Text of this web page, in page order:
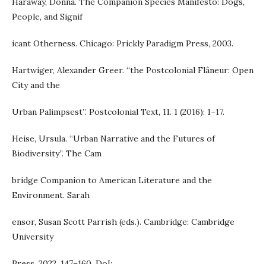
People, and Signif
icant Otherness. Chicago: Prickly Paradigm Press, 2003.
Hartwiger, Alexander Greer. “the Postcolonial Flâneur: Open
City and the
Urban Palimpsest”. Postcolonial Text, 11. 1 (2016): 1–17.
Heise, Ursula. “Urban Narrative and the Futures of
Biodiversity”. The Cam
bridge Companion to American Literature and the
Environment. Sarah
ensor, Susan Scott Parrish (eds.). Cambridge: Cambridge
University